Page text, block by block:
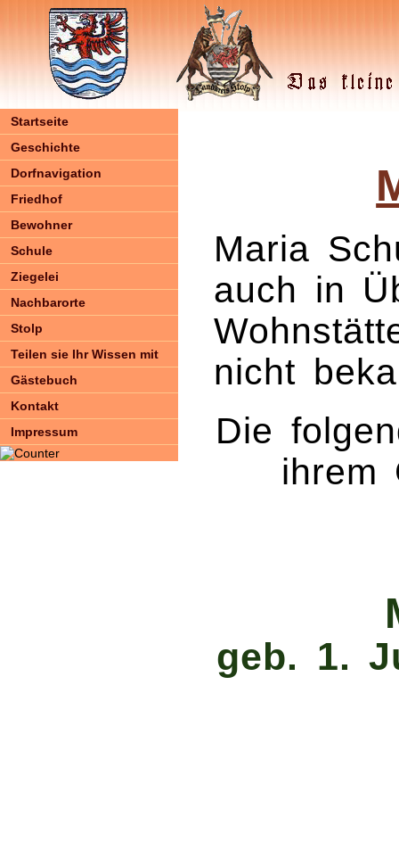
Startseite
Geschichte
Dorfnavigation
Friedhof
Bewohner
Schule
Ziegelei
Nachbarorte
Stolp
Teilen sie Ihr Wissen mit
Gästebuch
Kontakt
Impressum
Maria
auch in
nicht
Die
ihrem
geb. 1.